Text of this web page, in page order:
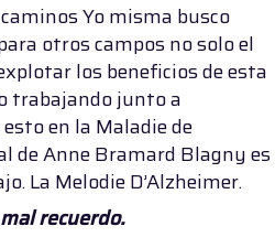
Yo misma busco
otros campos no solo el
los beneficios de esta
trabajando junto a
en la Maladie de
de Anne Bramard Blagny es
La Melodie D’Alzheimer.
recuerdo.